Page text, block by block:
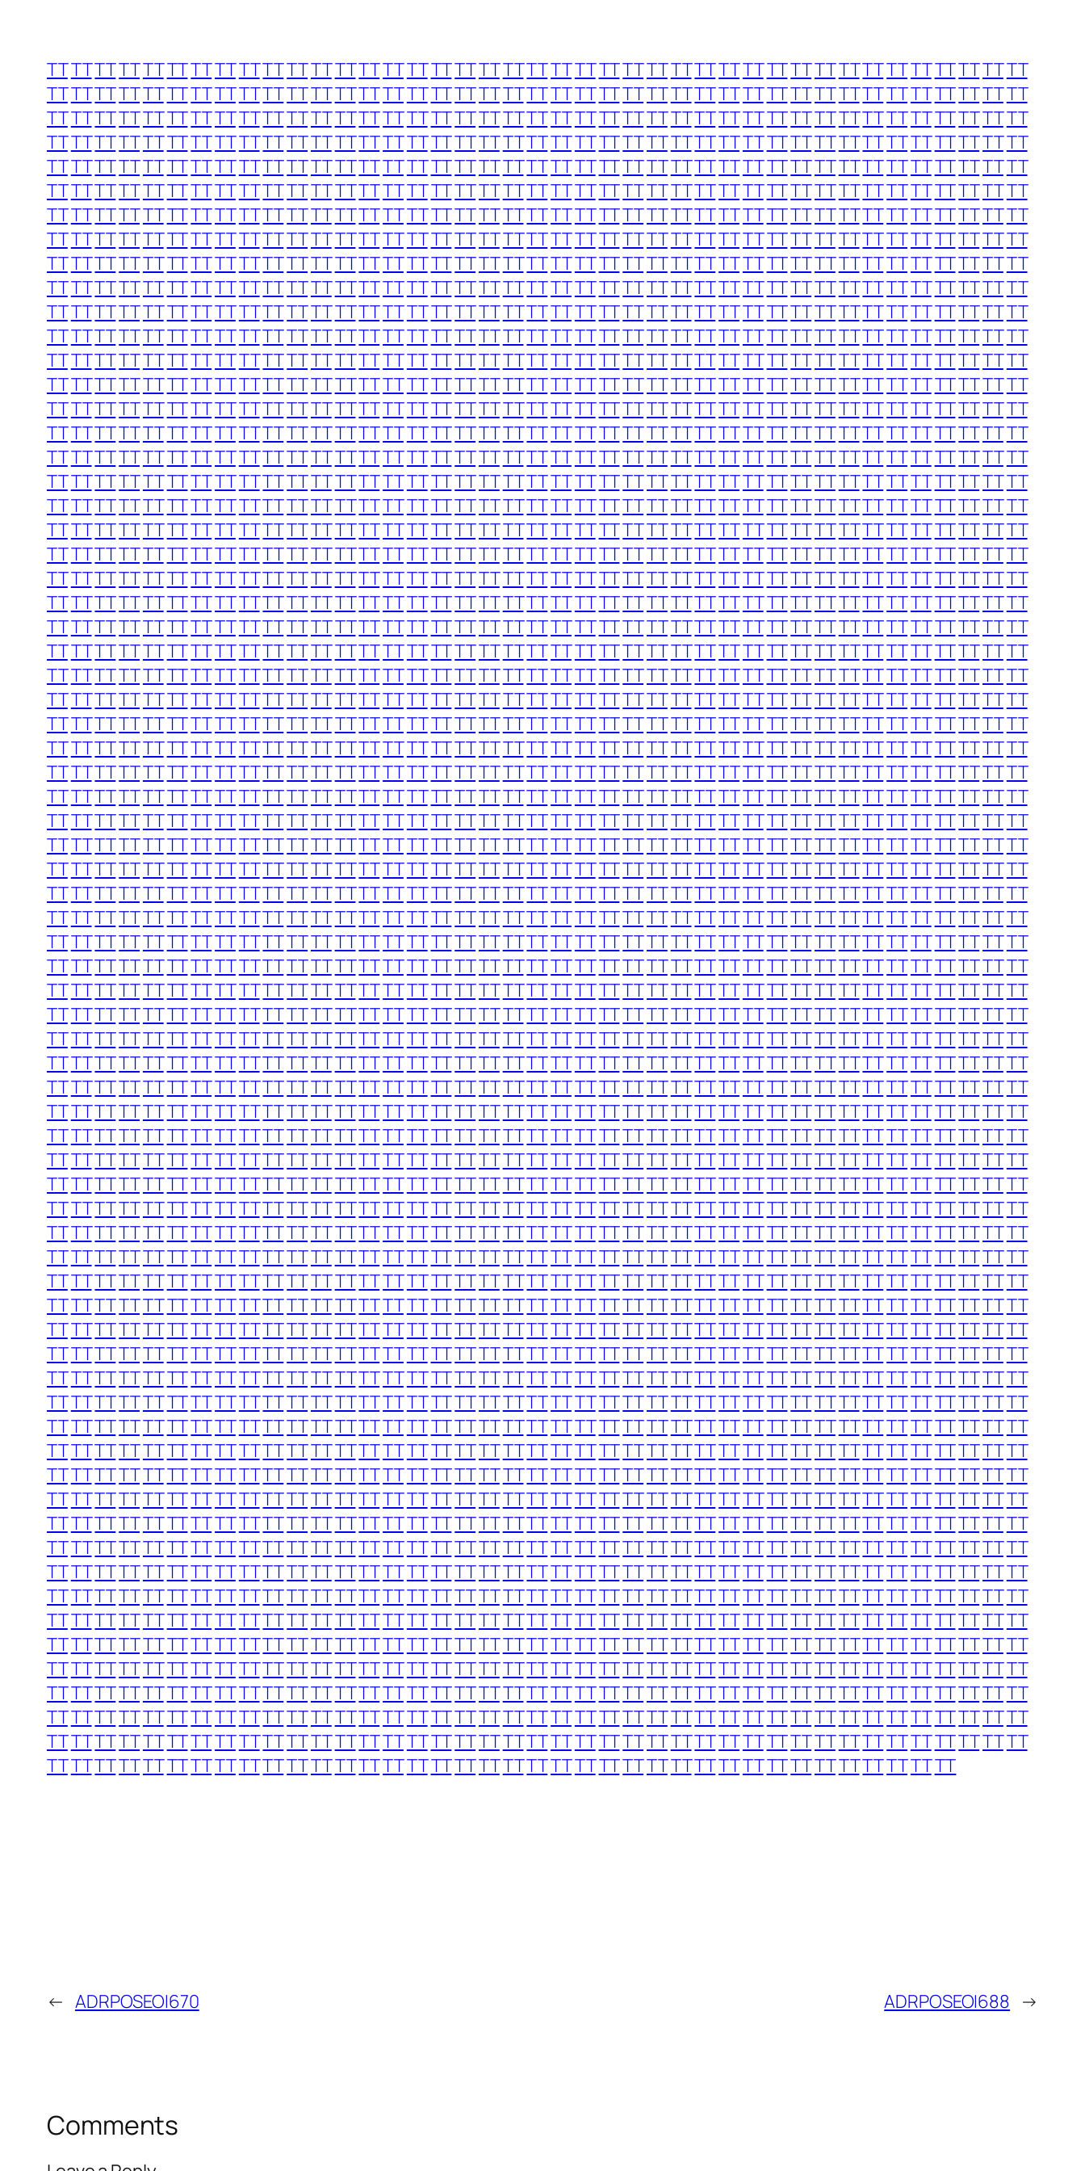
TTTTTTTTTTTTTTTTTTTTTTTTTTTTTTTTTTTTTTTTTTTTTTTTTTTTTTTTTTTTTTTTTTTTTTTTTTTTTTTTTT
TTTTTTTTTTTTTTTTTTTTTTTTTTTTTTTTTTTTTTTTTTTTTTTTTTTTTTTTTTTTTTTTTTTTTTTTTTTTTTTTTT
TTTTTTTTTTTTTTTTTTTTTTTTTTTTTTTTTTTTTTTTTTTTTTTTTTTTTTTTTTTTTTTTTTTTTTTTTTTTTTTTTT
TTTTTTTTTTTTTTTTTTTTTTTTTTTTTTTTTTTTTTTTTTTTTTTTTTTTTTTTTTTTTTTTTTTTTTTTTTTTTTTTTT
TTTTTTTTTTTTTTTTTTTTTTTTTTTTTTTTTTTTTTTTTTTTTTTTTTTTTTTTTTTTTTTTTTTTTTTTTTTTTTTTTT
TTTTTTTTTTTTTTTTTTTTTTTTTTTTTTTTTTTTTTTTTTTTTTTTTTTTTTTTTTTTTTTTTTTTTTTTTTTTTTTTTT
TTTTTTTTTTTTTTTTTTTTTTTTTTTTTTTTTTTTTTTTTTTTTTTTTTTTTTTTTTTTTTTTTTTTTTTTTTTTTTTTTT
TTTTTTTTTTTTTTTTTTTTTTTTTTTTTTTTTTTTTTTTTTTTTTTTTTTTTTTTTTTTTTTTTTTTTTTTTTTTTTTTTT
TTTTTTTTTTTTTTTTTTTTTTTTTTTTTTTTTTTTTTTTTTTTTTTTTTTTTTTTTTTTTTTTTTTTTTTTTTTTTTTTTT
TTTTTTTTTTTTTTTTTTTTTTTTTTTTTTTTTTTTTTTTTTTTTTTTTTTTTTTTTTTTTTTTTTTTTTTTTTTTTTTTTT
TTTTTTTTTTTTTTTTTTTTTTTTTTTTTTTTTTTTTTTTTTTTTTTTTTTTTTTTTTTTTTTTTTTTTTTTTTTTTTTTTT
TTTTTTTTTTTTTTTTTTTTTTTTTTTTTTTTTTTTTTTTTTTTTTTTTTTTTTTTTTTTTTTTTTTTTTTTTTTTTTTTTT
TTTTTTTTTTTTTTTTTTTTTTTTTTTTTTTTTTTTTTTTTTTTTTTTTTTTTTTTTTTTTTTTTTTTTTTTTTTTTTTTTT
TTTTTTTTTTTTTTTTTTTTTTTTTTTTTTTTTTTTTTTTTTTTTTTTTTTTTTTTTTTTTTTTTTTTTTTTTTTTTTTTTT
TTTTTTTTTTTTTTTTTTTTTTTTTTTTTTTTTTTTTTTTTTTTTTTTTTTTTTTTTTTTTTTTTTTTTTTTTTTTTTTTTT
TTTTTTTTTTTTTTTTTTTTTTTTTTTTTTTTTTTTTTTTTTTTTTTTTTTTTTTTTTTTTTTTTTTTTTTTTTTTTTTTTT
TTTTTTTTTTTTTTTTTTTTTTTTTTTTTTTTTTTTTTTTTTTTTTTTTTTTTTTTTTTTTTTTTTTTTTTTTTTTTTTTTT
TTTTTTTTTTTTTTTTTTTTTTTTTTTTTTTTTTTTTTTTTTTTTTTTTTTTTTTTTTTTTTTTTTTTTTTTTTTTTTTTTT
TTTTTTTTTTTTTTTTTTTTTTTTTTTTTTTTTTTTTTTTTTTTTTTTTTTTTTTTTTTTTTTTTTTTTTTTTTTTTTTTTT
TTTTTTTTTTTTTTTTTTTTTTTTTTTTTTTTTTTTTTTTTTTTTTTTTTTTTTTTTTTTTTTTTTTTTTTTTTTTTTTTTT
TTTTTTTTTTTTTTTTTTTTTTTTTTTTTTTTTTTTTTTTTTTTTTTTTTTTTTTTTTTTTTTTTTTTTTTTTTTTTTTTTT
TTTTTTTTTTTTTTTTTTTTTTTTTTTTTTTTTTTTTTTTTTTTTTTTTTTTTTTTTTTTTTTTTTTTTTTTTTTTTTTTTT
TTTTTTTTTTTTTTTTTTTTTTTTTTTTTTTTTTTTTTTTTTTTTTTTTTTTTTTTTTTTTTTTTTTTTTTTTTTTTTTTTT
TTTTTTTTTTTTTTTTTTTTTTTTTTTTTTTTTTTTTTTTTTTTTTTTTTTTTTTTTTTTTTTTTTTTTTTTTTTTTTTTTT
TTTTTTTTTTTTTTTTTTTTTTTTTTTTTTTTTTTTTTTTTTTTTTTTTTTTTTTTTTTTTTTTTTTTTTTTTTTTTTTTTT
TTTTTTTTTTTTTTTTTTTTTTTTTTTTTTTTTTTTTTTTTTTTTTTTTTTTTTTTTTTTTTTTTTTTTTTTTTTTTTTTTT
TTTTTTTTTTTTTTTTTTTTTTTTTTTTTTTTTTTTTTTTTTTTTTTTTTTTTTTTTTTTTTTTTTTTTTTTTTTTTTTTTT
TTTTTTTTTTTTTTTTTTTTTTTTTTTTTTTTTTTTTTTTTTTTTTTTTTTTTTTTTTTTTTTTTTTTTTTTTTTTTTTTTT
TTTTTTTTTTTTTTTTTTTTTTTTTTTTTTTTTTTTTTTTTTTTTTTTTTTTTTTTTTTTTTTTTTTTTTTTTTTTTTTTTT
TTTTTTTTTTTTTTTTTTTTTTTTTTTTTTTTTTTTTTTTTTTTTTTTTTTTTTTTTTTTTTTTTTTTTTTTTTTTTTTTTT
TTTTTTTTTTTTTTTTTTTTTTTTTTTTTTTTTTTTTTTTTTTTTTTTTTTTTTTTTTTTTTTTTTTTTTTTTTTTTTTTTT
TTTTTTTTTTTTTTTTTTTTTTTTTTTTTTTTTTTTTTTTTTTTTTTTTTTTTTTTTTTTTTTTTTTTTTTTTTTTTTTTTT
TTTTTTTTTTTTTTTTTTTTTTTTTTTTTTTTTTTTTTTTTTTTTTTTTTTTTTTTTTTTTTTTTTTTTTTTTTTTTTTTTT
TTTTTTTTTTTTTTTTTTTTTTTTTTTTTTTTTTTTTTTTTTTTTTTTTTTTTTTTTTTTTTTTTTTTTTTTTTTTTTTTTT
TTTTTTTTTTTTTTTTTTTTTTTTTTTTTTTTTTTTTTTTTTTTTTTTTTTTTTTTTTTTTTTTTTTTTTTTTTTTTTTTTT
TTTTTTTTTTTTTTTTTTTTTTTTTTTTTTTTTTTTTTTTTTTTTTTTTTTTTTTTTTTTTTTTTTTTTTTTTTTTTTTTTT
TTTTTTTTTTTTTTTTTTTTTTTTTTTTTTTTTTTTTTTTTTTTTTTTTTTTTTTTTTTTTTTTTTTTTTTTTTTTTTTTTT
TTTTTTTTTTTTTTTTTTTTTTTTTTTTTTTTTTTTTTTTTTTTTTTTTTTTTTTTTTTTTTTTTTTTTTTTTTTTTTTTTT
TTTTTTTTTTTTTTTTTTTTTTTTTTTTTTTTTTTTTTTTTTTTTTTTTTTTTTTTTTTTTTTTTTTTTTTTTTTTTTTTTT
TTTTTTTTTTTTTTTTTTTTTTTTTTTTTTTTTTTTTTTTTTTTTTTTTTTTTTTTTTTTTTTTTTTTTTTTTTTTTTTTTT
TTTTTTTTTTTTTTTTTTTTTTTTTTTTTTTTTTTTTTTTTTTTTTTTTTTTTTTTTTTTTTTTTTTTTTTTTTTTTTTTTT
TTTTTTTTTTTTTTTTTTTTTTTTTTTTTTTTTTTTTTTTTTTTTTTTTTTTTTTTTTTTTTTTTTTTTTTTTTTTTTTTTT
TTTTTTTTTTTTTTTTTTTTTTTTTTTTTTTTTTTTTTTTTTTTTTTTTTTTTTTTTTTTTTTTTTTTTTTTTTTTTTTTTT
TTTTTTTTTTTTTTTTTTTTTTTTTTTTTTTTTTTTTTTTTTTTTTTTTTTTTTTTTTTTTTTTTTTTTTTTTTTTTTTTTT
TTTTTTTTTTTTTTTTTTTTTTTTTTTTTTTTTTTTTTTTTTTTTTTTTTTTTTTTTTTTTTTTTTTTTTTTTTTTTTTTTT
TTTTTTTTTTTTTTTTTTTTTTTTTTTTTTTTTTTTTTTTTTTTTTTTTTTTTTTTTTTTTTTTTTTTTTTTTTTTTTTTTT
TTTTTTTTTTTTTTTTTTTTTTTTTTTTTTTTTTTTTTTTTTTTTTTTTTTTTTTTTTTTTTTTTTTTTTTTTTTTTTTTTT
TTTTTTTTTTTTTTTTTTTTTTTTTTTTTTTTTTTTTTTTTTTTTTTTTTTTTTTTTTTTTTTTTTTTTTTTTTTTTTTTTT
TTTTTTTTTTTTTTTTTTTTTTTTTTTTTTTTTTTTTTTTTTTTTTTTTTTTTTTTTTTTTTTTTTTTTTTTTTTTTTTTTT
TTTTTTTTTTTTTTTTTTTTTTTTTTTTTTTTTTTTTTTTTTTTTTTTTTTTTTTTTTTTTTTTTTTTTTTTTTTTTTTTTT
TTTTTTTTTTTTTTTTTTTTTTTTTTTTTTTTTTTTTTTTTTTTTTTTTTTTTTTTTTTTTTTTTTTTTTTTTTTTTTTTTT
TTTTTTTTTTTTTTTTTTTTTTTTTTTTTTTTTTTTTTTTTTTTTTTTTTTTTTTTTTTTTTTTTTTTTTTTTTTTTTTTTT
TTTTTTTTTTTTTTTTTTTTTTTTTTTTTTTTTTTTTTTTTTTTTTTTTTTTTTTTTTTTTTTTTTTTTTTTTTTTTTTTTT
TTTTTTTTTTTTTTTTTTTTTTTTTTTTTTTTTTTTTTTTTTTTTTTTTTTTTTTTTTTTTTTTTTTTTTTTTTTTTTTTTT
TTTTTTTTTTTTTTTTTTTTTTTTTTTTTTTTTTTTTTTTTTTTTTTTTTTTTTTTTTTTTTTTTTTTTTTTTTTTTTTTTT
TTTTTTTTTTTTTTTTTTTTTTTTTTTTTTTTTTTTTTTTTTTTTTTTTTTTTTTTTTTTTTTTTTTTTTTTTTTTTTTTTT
TTTTTTTTTTTTTTTTTTTTTTTTTTTTTTTTTTTTTTTTTTTTTTTTTTTTTTTTTTTTTTTTTTTTTTTTTTTTTTTTTT
TTTTTTTTTTTTTTTTTTTTTTTTTTTTTTTTTTTTTTTTTTTTTTTTTTTTTTTTTTTTTTTTTTTTTTTTTTTTTTTTTT
TTTTTTTTTTTTTTTTTTTTTTTTTTTTTTTTTTTTTTTTTTTTTTTTTTTTTTTTTTTTTTTTTTTTTTTTTTTTTTTTTT
TTTTTTTTTTTTTTTTTTTTTTTTTTTTTTTTTTTTTTTTTTTTTTTTTTTTTTTTTTTTTTTTTTTTTTTTTTTTTTTTTT
TTTTTTTTTTTTTTTTTTTTTTTTTTTTTTTTTTTTTTTTTTTTTTTTTTTTTTTTTTTTTTTTTTTTTTTTTTTTTTTTTT
TTTTTTTTTTTTTTTTTTTTTTTTTTTTTTTTTTTTTTTTTTTTTTTTTTTTTTTTTTTTTTTTTTTTTTTTTTTTTTTTTT
TTTTTTTTTTTTTTTTTTTTTTTTTTTTTTTTTTTTTTTTTTTTTTTTTTTTTTTTTTTTTTTTTTTTTTTTTTTTTTTTTT
TTTTTTTTTTTTTTTTTTTTTTTTTTTTTTTTTTTTTTTTTTTTTTTTTTTTTTTTTTTTTTTTTTTTTTTTTTTTTTTTTT
TTTTTTTTTTTTTTTTTTTTTTTTTTTTTTTTTTTTTTTTTTTTTTTTTTTTTTTTTTTTTTTTTTTTTTTTTTTTTTTTTT
TTTTTTTTTTTTTTTTTTTTTTTTTTTTTTTTTTTTTTTTTTTTTTTTTTTTTTTTTTTTTTTTTTTTTTTTTTTTTTTTTT
TTTTTTTTTTTTTTTTTTTTTTTTTTTTTTTTTTTTTTTTTTTTTTTTTTTTTTTTTTTTTTTTTTTTTTTTTTTTTTTTTT
TTTTTTTTTTTTTTTTTTTTTTTTTTTTTTTTTTTTTTTTTTTTTTTTTTTTTTTTTTTTTTTTTTTTTTTTTTTTTTTTTT
TTTTTTTTTTTTTTTTTTTTTTTTTTTTTTTTTTTTTTTTTTTTTTTTTTTTTTTTTTTTTTTTTTTTTTTTTTTTTTTTTT
TTTTTTTTTTTTTTTTTTTTTTTTTTTTTTTTTTTTTTTTTTTTTTTTTTTTTTTTTTTTTTTTTTTTTTTTTTTTTTTTTT
TTTTTTTTTTTTTTTTTTTTTTTTTTTTTTTTTTTTTTTTTTTTTTTTTTTTTTTTTTTTTTTTTTTTTTTTTTTT
← ADRPOSEOI670 ADRPOSEOI688 →
Comments